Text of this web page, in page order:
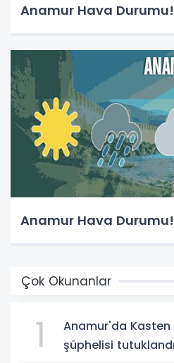
Anamur Hava
Anamur Hava
Çok Okunanlar
1
Anamur'da
şüphelisi tutuklandı